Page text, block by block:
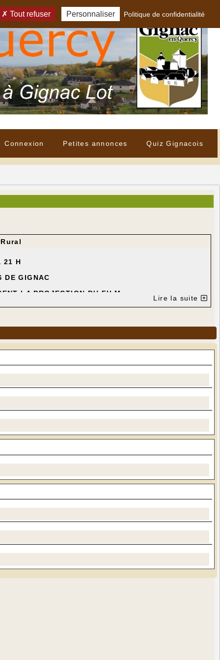
Connexion Petites annonces Quiz Gignacois
21 H
DE GIGNAC
LA PROJECTION DU FILM
Lire la suite
Tout refuser Personnaliser Politique de confidentialité